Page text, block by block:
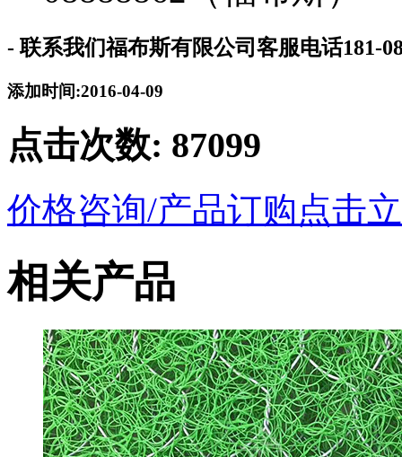
- 联系我们福布斯有限公司客服电话181-
添加时间:2016-04-09
点击次数: 87099
价格咨询/产品订购点击
相关产品